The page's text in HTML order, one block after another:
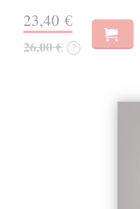
23,40 €
26,00 € ?